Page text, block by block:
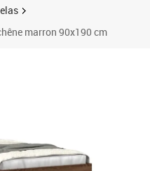
marron 90x190 cm